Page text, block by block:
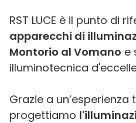
RST LUCE è il punto di
apparecchi di
Montorio al Vomano e
illuminotecnica
Grazie a un’esperienza
progettiamo